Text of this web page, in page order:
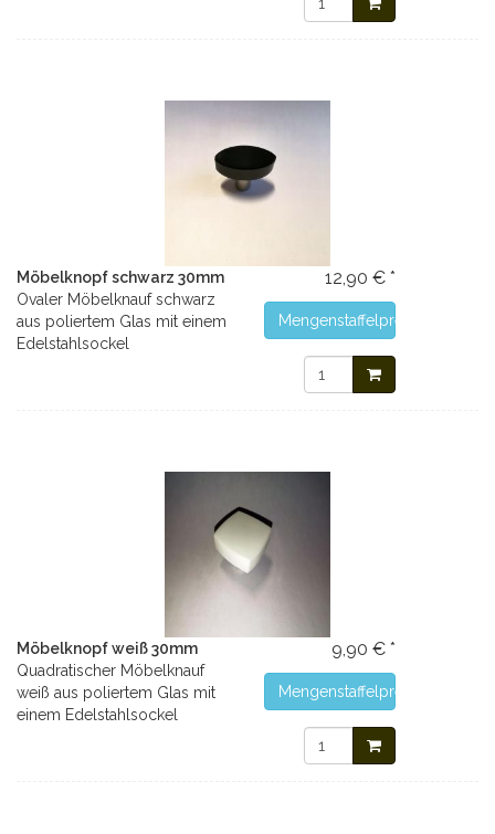
Möbelknopf schwarz 30mm
Ovaler Möbelknauf schwarz
aus poliertem Glas mit einem
Edelstahlsockel
12,90 € *
Mengenstaffelpreise
Möbelknopf weiß 30mm
Quadratischer Möbelknauf
weiß aus poliertem Glas mit
einem Edelstahlsockel
9,90 € *
Mengenstaffelpreise